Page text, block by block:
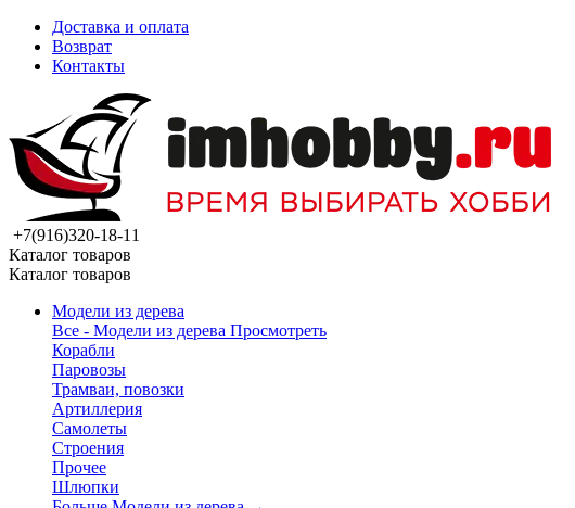
Доставка и оплата
Возврат
Контакты
+7(916)320-18-11
Каталог товаров
Каталог товаров
Модели из дерева
Все - Модели из дерева Просмотреть
Корабли
Паровозы
Трамваи, повозки
Артиллерия
Самолеты
Строения
Прочее
Шлюпки